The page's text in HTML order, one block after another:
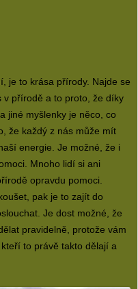
je to krása přírody. Najde se
v přírodě a to proto, že díky
jiné myšlenky je něco, co
že každý z nás může mít
energie. Je možné, že i
Mnoho lidí si ani
opravdu pomoci.
pak je to zajít do
Je dost možné, že
pravidelně, protože vám
to právě takto dělají a